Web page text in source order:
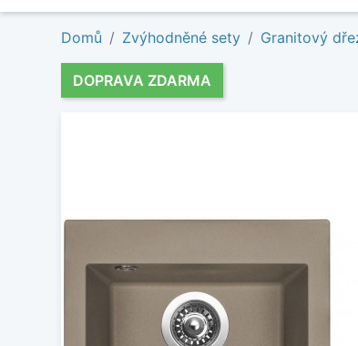
Domů Zvýhodněné sety Granitový
DOPRAVA ZDARMA